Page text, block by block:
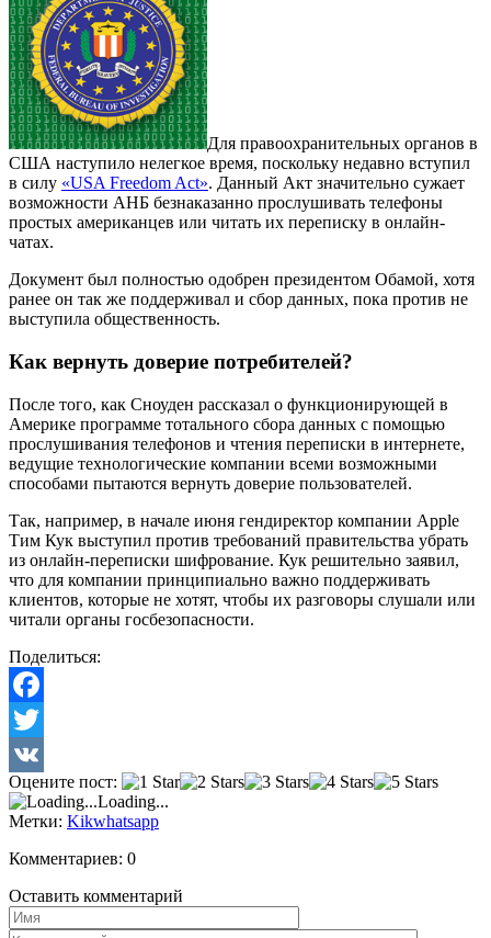
Для правоохранительных органов в
США наступило нелегкое время, поскольку недавно вступил
в силу «USA Freedom Act». Данный Акт значительно сужает
возможности АНБ безнаказанно прослушивать телефоны
простых американцев или читать их переписку в онлайн-
чатах.
Документ был полностью одобрен президентом Обамой, хотя
ранее он так же поддерживал и сбор данных, пока против не
выступила общественность.
Как вернуть доверие потребителей?
После того, как Сноуден рассказал о функционирующей в
Америке программе тотального сбора данных с помощью
прослушивания телефонов и чтения переписки в интернете,
ведущие технологические компании всеми возможными
способами пытаются вернуть доверие пользователей.
Так, например, в начале июня гендиректор компании Apple
Тим Кук выступил против требований правительства убрать
из онлайн-переписки шифрование. Кук решительно заявил,
что для компании принципиально важно поддерживать
клиентов, которые не хотят, чтобы их разговоры слушали или
читали органы госбезопасности.
Поделиться:
Facebook
Twitter
VK
Оцените пост:
Loading...
Метки: Kikwhatsapp
Комментариев: 0
Оставить комментарий